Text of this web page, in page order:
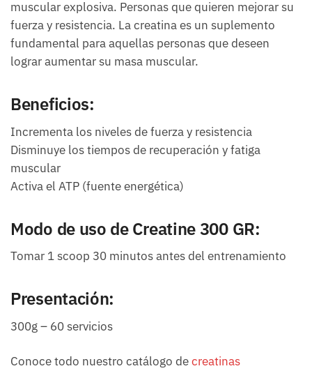
muscular explosiva. Personas que quieren mejorar su
fuerza y resistencia. La creatina es un suplemento
fundamental para aquellas personas que deseen
lograr aumentar su masa muscular.
Beneficios:
Incrementa los niveles de fuerza y resistencia
Disminuye los tiempos de recuperación y fatiga
muscular
Activa el ATP (fuente energética)
Modo de uso de Creatine 300 GR:
Tomar 1 scoop 30 minutos antes del entrenamiento
Presentación:
300g – 60 servicios
Conoce todo nuestro catálogo decreatinas